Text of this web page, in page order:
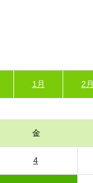
1月 2月
金
4